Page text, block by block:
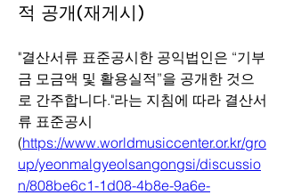
적 공개(재게시)
"결산서류 표준공시한 공익법인은 “기부
금 모금액 및 활용실적”을 공개한 것으
로 간주합니다."라는 지침에 따라 결산서
류 표준공시
(https://www.worldmusiccenter.or.kr/gro
up/yeonmalgyeolsangongsi/discussio
n/808be6c1-1d08-4b8e-9a6e-